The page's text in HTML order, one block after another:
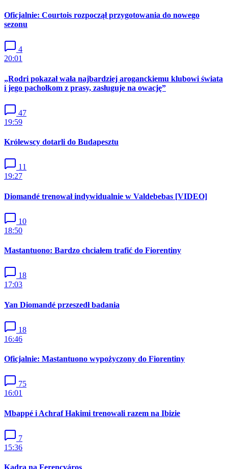
Oficjalnie: Courtois rozpoczął przygotowania do nowego
sezonu
4
20:01
„Rodri pokazał wała najbardziej aroganckiemu klubowi świata
i jego pachołkom z prasy, zasługuje na owację”
47
19:59
Królewscy dotarli do Budapesztu
11
19:27
Diomandé trenował indywidualnie w Valdebebas [VIDEO]
10
18:50
Mastantuono: Bardzo chciałem trafić do Fiorentiny
18
17:03
Yan Diomandé przeszedł badania
18
16:46
Oficjalnie: Mastantuono wypożyczony do Fiorentiny
75
16:01
Mbappé i Achraf Hakimi trenowali razem na Ibizie
7
15:36